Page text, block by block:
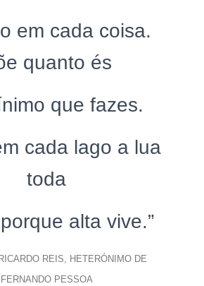
em cada coisa.
quanto és
que fazes.
cada lago a lua
toda
alta vive.”
REIS, HETERÓNIMO DE
FERNANDO PESSOA